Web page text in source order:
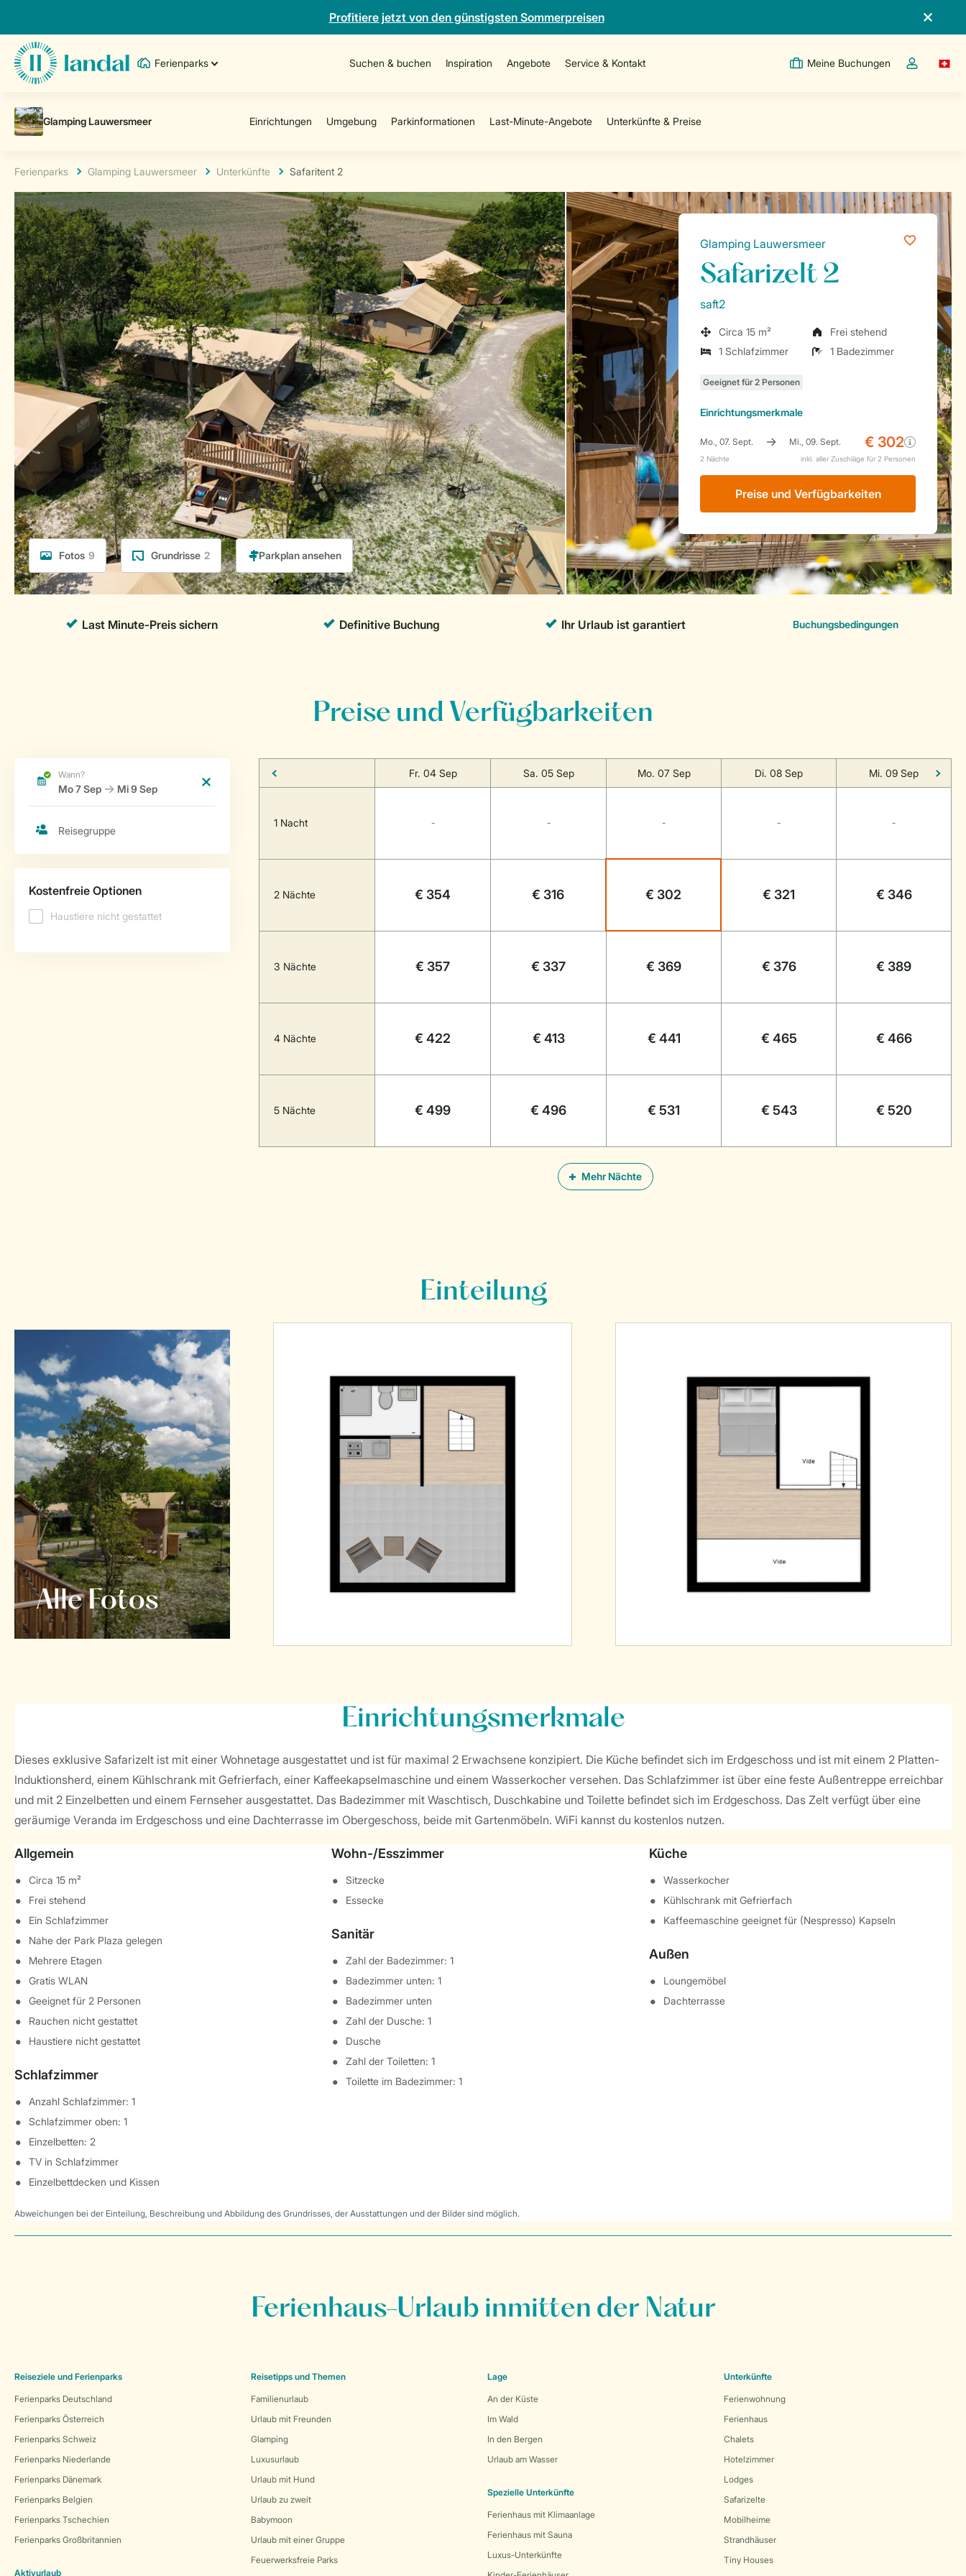
Profitiere jetzt von den günstigsten Sommerpreisen
Ferienparks Suchen & buchen Inspiration Angebote Service & Kontakt Meine Buchungen
Dropdown-
Ferienparks Glamping Lauwersmeer Unterkünfte Safaritent 2
Fotos 9 Grundrisse 2
Glamping Lauwersmeer
Safarizelt 2
saft2
Circa 15 m²
Frei stehend
1 Schlafzimmer
1 Badezimmer
Einrichtungsmerkmale
Preise und Verfügbarkeiten
Preise und Verfügbarkeiten
Mehr Nächte
Fr. 04 Sep Sa. 05 Sep Mo. 07 Sep Di. 08 Sep Mi. 09 Sep
1 Nacht - - - - -
2 Nächte € 354 € 316 € 302 € 321 € 346
3 Nächte € 357 € 337 € 369 € 376 € 389
4 Nächte € 422 € 413 € 441 € 465 € 466
5 Nächte € 499 € 496 € 531 € 543 € 520
Einteilung
Alle Fotos
Einrichtungsmerkmale
Dieses exklusive Safarizelt ist mit einer Wohnetage ausgestattet und ist für maximal 2 Erwachsene konzipiert. Die Küche befindet sich im Erdgeschoss und ist mit einem 2 Platten-
Induktionsherd, einem Kühlschrank mit Gefrierfach, einer Kaffeekapselmaschine und einem Wasserkocher versehen. Das Schlafzimmer ist über eine feste Außentreppe erreichbar
und mit 2 Einzelbetten und einem Fernseher ausgestattet. Das Badezimmer mit Waschtisch, Duschkabine und Toilette befindet sich im Erdgeschoss. Das Zelt verfügt über eine
geräumige Veranda im Erdgeschoss und eine Dachterrasse im Obergeschoss, beide mit Gartenmöbeln. WiFi kannst du kostenlos nutzen.
Allgemein
Circa 15 m²
Frei stehend
Ein Schlafzimmer
Nahe der Park Plaza gelegen
Mehrere Etagen
Gratis WLAN
Geeignet für 2 Personen
Rauchen nicht gestattet
Haustiere nicht gestattet
Schlafzimmer
Anzahl Schlafzimmer: 1
Schlafzimmer oben: 1
Einzelbetten: 2
TV in Schlafzimmer
Einzelbettdecken und Kissen
Wohn-/Esszimmer
Sitzecke
Essecke
Sanitär
Zahl der Badezimmer: 1
Badezimmer unten: 1
Badezimmer unten
Zahl der Dusche: 1
Dusche
Zahl der Toiletten: 1
Toilette im Badezimmer: 1
Küche
Wasserkocher
Kühlschrank mit Gefrierfach
Kaffeemaschine geeignet für (Nespresso) Kapseln
Außen
Loungemöbel
Dachterrasse
Abweichungen bei der Einteilung, Beschreibung und Abbildung des Grundrisses, der Ausstattungen und der Bilder sind möglich.
Ferienhaus-Urlaub inmitten der Natur
Reiseziele und Ferienparks
Ferienparks Deutschland
Ferienparks Österreich
Ferienparks Schweiz
Ferienparks Niederlande
Ferienparks Dänemark
Ferienparks Belgien
Ferienparks Tschechien
Ferienparks Großbritannien
Aktivurlaub
Reisetipps und Themen
Familienurlaub
Urlaub mit Freunden
Glamping
Luxusurlaub
Urlaub mit Hund
Urlaub zu zweit
Babymoon
Urlaub mit einer Gruppe
Feuerwerksfreie Parks
Lage
An der Küste
Im Wald
In den Bergen
Urlaub am Wasser
Spezielle Unterkünfte
Ferienhaus mit Klimaanlage
Ferienhaus mit Sauna
Luxus-Unterkünfte
Unterkünfte
Ferienwohnung
Ferienhaus
Chalets
Hotelzimmer
Lodges
Safarizelte
Mobilheime
Strandhäuser
Tiny Houses